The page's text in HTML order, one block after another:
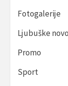
Fotogalerije
Ljubuške
Promo
Sport